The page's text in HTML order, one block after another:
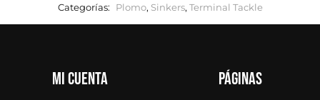
Categorías:
Plomo, Sinkers, Terminal Tackle
Mi cuenta Páginas